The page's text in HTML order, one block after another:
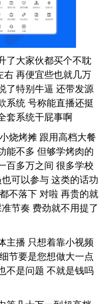
了大家伙都买个不耽
再便宜些也就几万
了特别牛逼 还带发源
系统 号称能直播还挺
套系统干屁事啊
烧烤摊 跟用高档大餐
能不多 但够学烤肉的
百多万之间 很多学校
可以参与 这类的话功
不落下 对啦 再贵的就
节奏 费劲就不用提了
主播 只想着靠小视频
节要是您想做大一点
不是问题 不就是钱吗